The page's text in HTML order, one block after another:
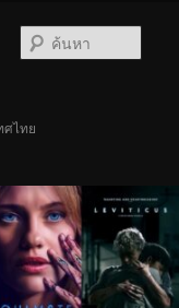
ศไทย